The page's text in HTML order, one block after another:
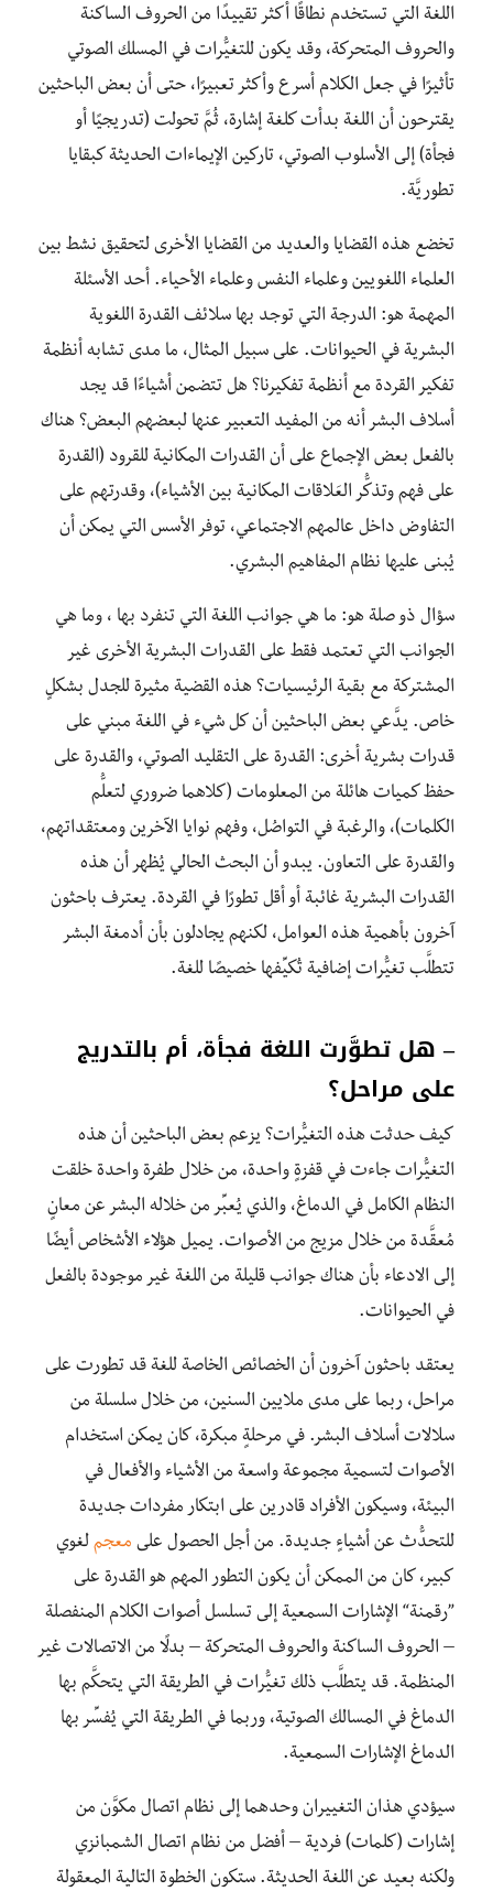
اللغة التي تستخدم نطاقًا أكثر تقييدًا من الحروف الساكنة
والحروف المتحركة، وقد يكون للتغيُّرات في المسلك الصوتي
تأثيرًا في جعل الكلام أسرع وأكثر تعبيرًا، حتى أن بعض الباحثين
يقترحون أن اللغة بدأت كلغة إشارة، ثُمَّ تحولت (تدريجيًا أو
فجأة) إلى الأسلوب الصوتي، تاركين الإيماءات الحديثة كبقايا
تطوريَّة.
تخضع هذه القضايا والعديد من القضايا الأخرى لتحقيق نشط بين
العلماء اللغويين وعلماء النفس وعلماء الأحياء. أحد الأسئلة
المهمة هو: الدرجة التي توجد بها سلائف القدرة اللغوية
البشرية في الحيوانات. على سبيل المثال، ما مدى تشابه أنظمة
تفكير القردة مع أنظمة تفكيرنا؟ هل تتضمن أشياءًا قد يجد
أسلاف البشر أنه من المفيد التعبير عنها لبعضهم البعض؟ هناك
بالفعل بعض الإجماع على أن القدرات المكانية للقرود (القدرة
على فهم وتذكُّر العَلاقات المكانية بين الأشياء)، وقدرتهم على
التفاوض داخل عالمهم الاجتماعي، توفر الأسس التي يمكن أن
يُبنى عليها نظام المفاهيم البشري.
سؤال ذو صلة هو: ما هي جوانب اللغة التي تنفرد بها ، وما هي
الجوانب التي تعتمد فقط على القدرات البشرية الأخرى غير
المشتركة مع بقية الرئيسيات؟ هذه القضية مثيرة للجدل بشكلٍ
خاص. يدَّعي بعض الباحثين أن كل شيء في اللغة مبني على
قدرات بشرية أخرى: القدرة على التقليد الصوتي، والقدرة على
حفظ كميات هائلة من المعلومات (كلاهما ضروري لتعلُّم
الكلمات)، والرغبة في التواصُل، وفهم نوايا الآخرين ومعتقداتهم،
والقدرة على التعاون. يبدو أن البحث الحالي يُظهر أن هذه
القدرات البشرية غائبة أو أقل تطورًا في القردة. يعترف باحثون
آخرون بأهمية هذه العوامل، لكنهم يجادلون بأن أدمغة البشر
تتطلَّب تغيُّرات إضافية تُكيِّفها خصيصًا للغة.
– هل تطوَّرت اللغة فجأة، أم بالتدريج
على مراحل؟
كيف حدثت هذه التغيُّرات؟ يزعم بعض الباحثين أن هذه
التغيُّرات جاءت في قفزةٍ واحدة، من خلال طفرة واحدة خلقت
النظام الكامل في الدماغ، والذي يُعبِّر من خلاله البشر عن معانٍ
مُعقَّدة من خلال مزيج من الأصوات. يميل هؤلاء الأشخاص أيضًا
إلى الادعاء بأن هناك جوانب قليلة من اللغة غير موجودة بالفعل
في الحيوانات.
يعتقد باحثون آخرون أن الخصائص الخاصة للغة قد تطورت على
مراحل، ربما على مدى ملايين السنين، من خلال سلسلة من
سلالات أسلاف البشر. في مرحلةٍ مبكرة، كان يمكن استخدام
الأصوات لتسمية مجموعة واسعة من الأشياء والأفعال في
البيئة، وسيكون الأفراد قادرين على ابتكار مفردات جديدة
للتحدُّث عن أشياءٍ جديدة. من أجل الحصول على معجم لغوي
كبير، كان من الممكن أن يكون التطور المهم هو القدرة على
”رقمنة“ الإشارات السمعية إلى تسلسل أصوات الكلام المنفصلة
– الحروف الساكنة والحروف المتحركة – بدلًا من الاتصالات غير
المنظمة. قد يتطلَّب ذلك تغيُّرات في الطريقة التي يتحكَّم بها
الدماغ في المسالك الصوتية، وربما في الطريقة التي يُفسِّر بها
الدماغ الإشارات السمعية.
سيؤدي هذان التغييران وحدهما إلى نظام اتصال مكوَّن من
إشارات (كلمات) فردية – أفضل من نظام اتصال الشمبانزي
ولكنه بعيد عن اللغة الحديثة. ستكون الخطوة التالية المعقولة